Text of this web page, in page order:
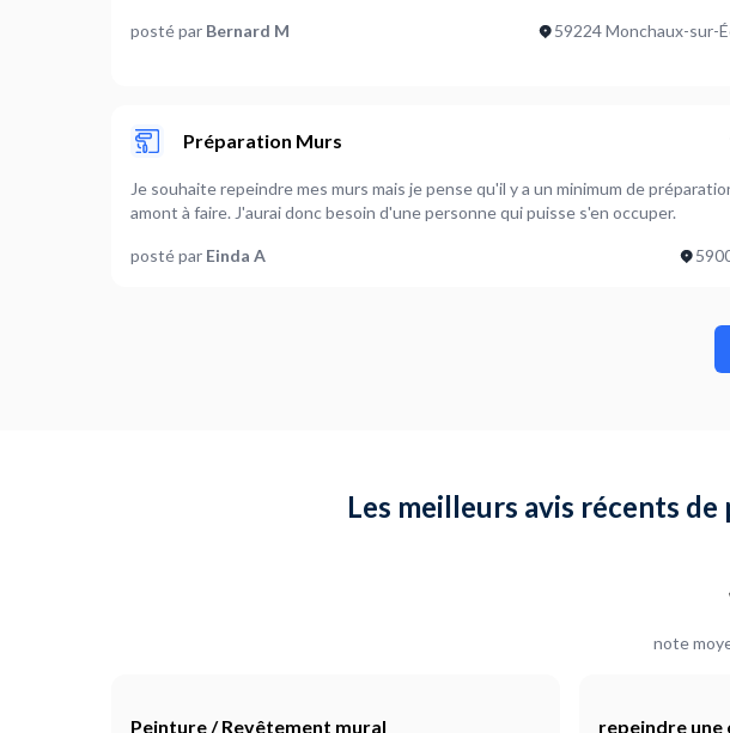
posté par Bernard M 59224 Monchaux-sur-
Préparation Murs
Je souhaite repeindre mes murs mais je pense qu'il y a un minimum de
amont à faire. J'aurai donc besoin d'une personne qui puisse s'en occuper.
posté par Einda A
Les meilleurs avis récents
note
Peinture / Revêtement mural repeindre une